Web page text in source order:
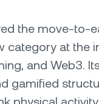
the move-to-
category at the
and Web3.
gamified